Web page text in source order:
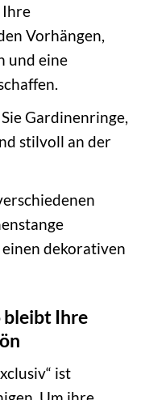
Ihre
Vorhängen,
und eine
Gardinenringe,
stilvoll an der
dekorativen
bleibt Ihre
ist